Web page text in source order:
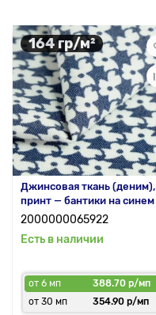
164 гр/м²
Джинсовая ткань (деним),
принт — бантики на синем
2000000065922
Есть в наличии
от 6 мп
388.70 р/мп
от 30 мп
354.90 р/мп